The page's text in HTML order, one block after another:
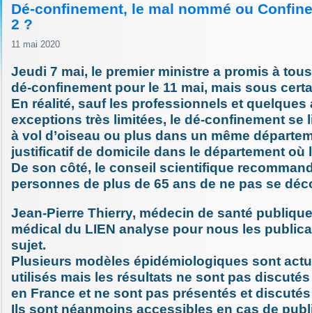
Dé-confinement, le mal nommé ou
2 ?
11 mai 2020
Jeudi 7 mai, le premier ministre a promis à
dé-confinement pour le 11 mai, mais sous
En réalité, sauf les professionnels et quelques
exceptions très limitées, le dé-confinement se
à vol d’oiseau ou plus dans un même
justificatif de domicile dans le département où
De son côté, le conseil scientifique
personnes de plus de 65 ans de ne pas se
Jean-Pierre Thierry, médecin de santé
médical du LIEN analyse pour nous les
sujet.
Plusieurs modèles épidémiologiques sont
utilisés mais les résultats ne sont pas
en France et ne sont pas présentés et discutés
Ils sont néanmoins accessibles en cas de